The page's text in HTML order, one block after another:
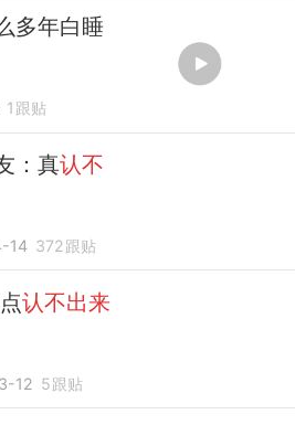
多年白睡
1 跟贴
：真认不
14 372跟贴
认不出来
12 5跟贴